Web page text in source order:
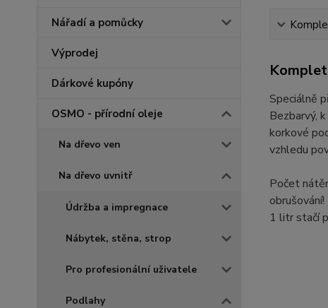
Nářadí a pomůcky
Výprodej
Dárkové kupóny
OSMO - přírodní oleje
Na dřevo ven
Na dřevo uvnitř
Údržba a impregnace
Nábytek, stěna, strop
Pro profesionální uživatele
Podlahy
Speciálně
Bezbarvý,
korkové
vzhledu
Počet
obrušování!
1 litr stačí